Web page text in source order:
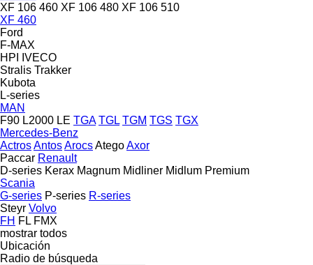
XF 106 460 XF 106 480 XF 106 510
XF 460
Ford
F-MAX
HPI
IVECO
Stralis Trakker
Kubota
L-series
MAN
F90 L2000 LE TGA TGL TGM TGS TGX
Mercedes-Benz
ActrosAntosArocsAtegoAxor
Paccar Renault
D-series Kerax Magnum Midliner Midlum Premium
Scania
G-series P-series R-series
Steyr Volvo
FH FL FMX
mostrar todos
Ubicación
Radio de búsqueda